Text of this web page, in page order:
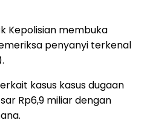
Kepolisian membuka
penyanyi terkenal
kasus kasus dugaan
Rp6,9 miliar dengan